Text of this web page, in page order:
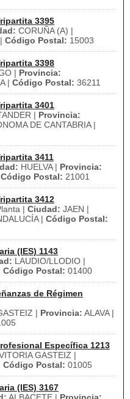
3395
CORUÑA (A) |
Código Postal: 15003
3398
| Provincia:
| Código Postal: 36211
3401
| Provincia:
DE CANTABRIA |
3411
HUELVA | Provincia:
Código Postal: 21001
3412
| Ciudad: JAEN |
| Código Postal:
(IES) 1143
LAUDIO/LLODIO |
Código Postal: 01400
de Régimen
| Provincia: ALAVA |
Específica 1213
GASTEIZ |
Código Postal: 01005
(IES) 3167